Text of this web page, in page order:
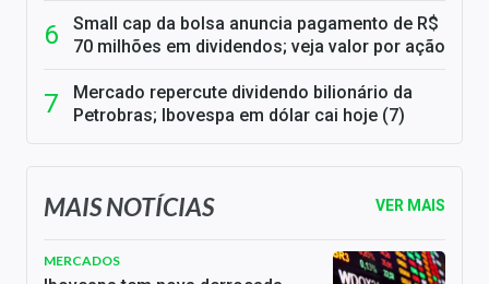
Small cap da bolsa anuncia pagamento de R$
70 milhões em dividendos; veja valor por ação
Mercado repercute dividendo bilionário da
Petrobras; Ibovespa em dólar cai hoje (7)
MAIS NOTÍCIAS VER MAIS
MERCADOS